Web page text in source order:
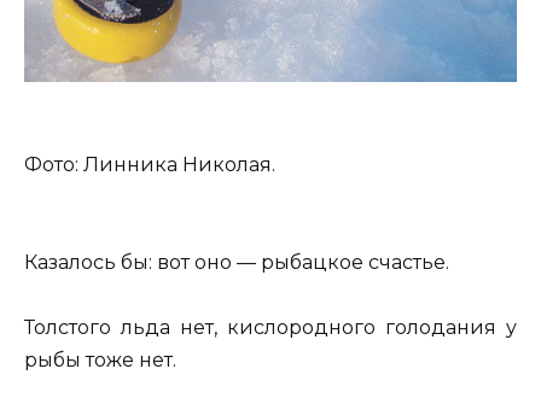
Фото: Линника Николая.
Казалось бы: вот оно — рыбацкое счастье.
Толстого льда нет, кислородного голодания у
рыбы тоже нет.